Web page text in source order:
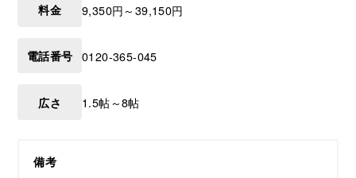
料金 9,350円～39,150円
電話番号 0120-365-045
広さ 1.5帖～8帖
備考